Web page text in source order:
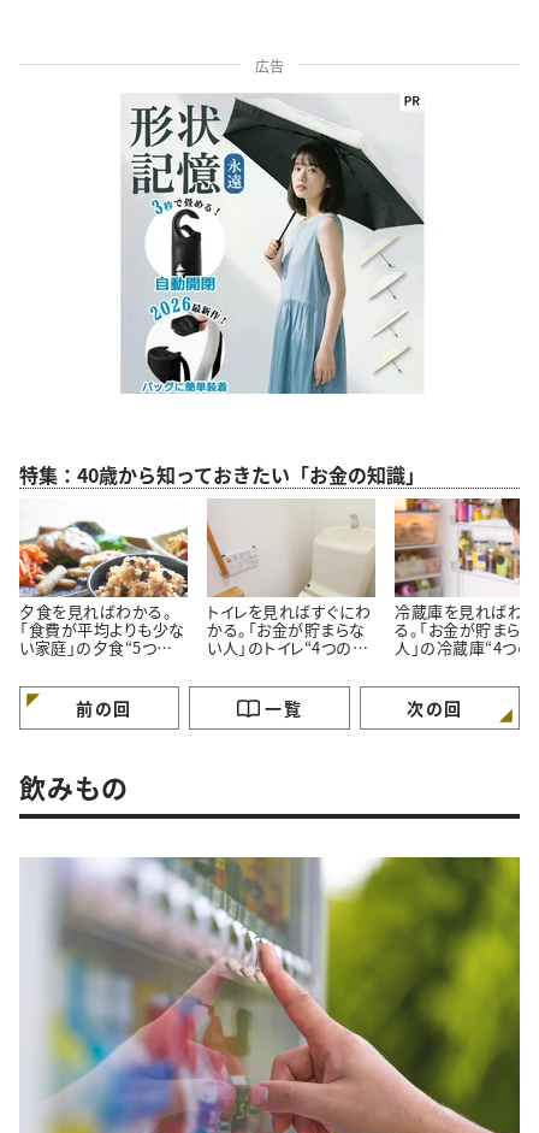
広告
特集：40歳から知っておきたい「お金の知識」
夕食を見ればわかる。
「食費が平均よりも少な
い家庭」の夕食“5つの
トイレを見ればすぐにわ
かる。「お金が貯まらな
い人」のトイレ“4つの特
冷蔵庫を見ればわか
る。「お金が貯まら
人」の冷蔵庫“4つの
前の回 一覧 次の回
飲みもの